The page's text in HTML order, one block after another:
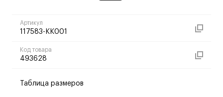
Артикул
117583-KK001
Код товара
493628
Таблица размеров